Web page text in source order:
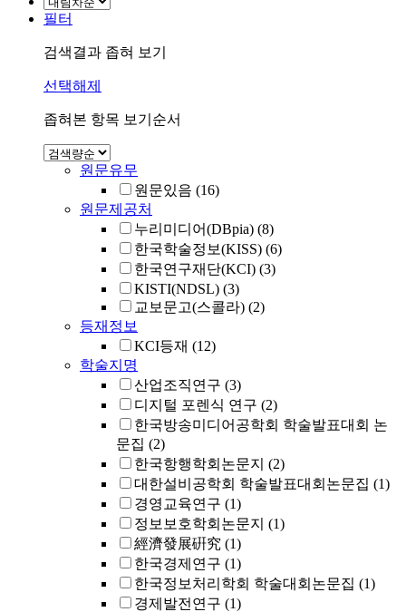
필터
검색결과 좁혀 보기
선택해제
좁혀본 항목 보기순서
원문유무
원문있음 (16)
원문제공처
누리미디어(DBpia) (8)
한국학술정보(KISS) (6)
한국연구재단(KCI) (3)
KISTI(NDSL) (3)
교보문고(스콜라) (2)
등재정보
KCI등재 (12)
학술지명
산업조직연구 (3)
디지털 포렌식 연구 (2)
한국방송미디어공학회 학술발표대회 논
문집 (2)
한국항행학회논문지 (2)
대한설비공학회 학술발표대회논문집 (1)
경영교육연구 (1)
정보보호학회논문지 (1)
經濟發展硏究 (1)
한국경제연구 (1)
한국정보처리학회 학술대회논문집 (1)
경제발전연구 (1)